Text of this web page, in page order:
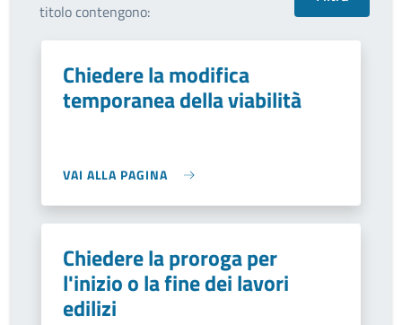
titolo contengono:
Chiedere la modifica
temporanea della viabilità
VAI ALLA PAGINA
Chiedere la proroga per
l'inizio o la fine dei lavori
edilizi